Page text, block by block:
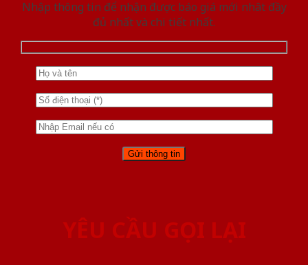
Nhập thông tin để nhận được báo giá mới nhât đầy
đủ nhất và chi tiết nhất.
YÊU CẦU GỌI LẠI